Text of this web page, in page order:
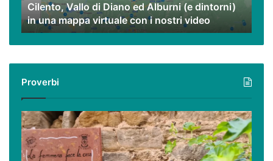
una
mappa
virtuale
nostri
video
Cilento, Vallo di Diano ed Alburni (e dintorni)
in una mappa virtuale con i nostri video
Proverbi
Podcast
–
I
proverbi